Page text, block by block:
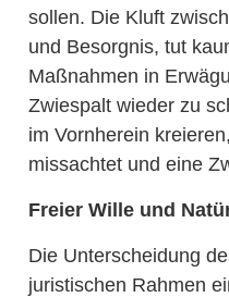
sollen. Die Kluft
und Besorgnis, tut
Maßnahmen in
Zwiespalt wieder zu
im Vornherein
missachtet und eine
Freier Wille und
Die Unterscheidung
juristischen Rahmen